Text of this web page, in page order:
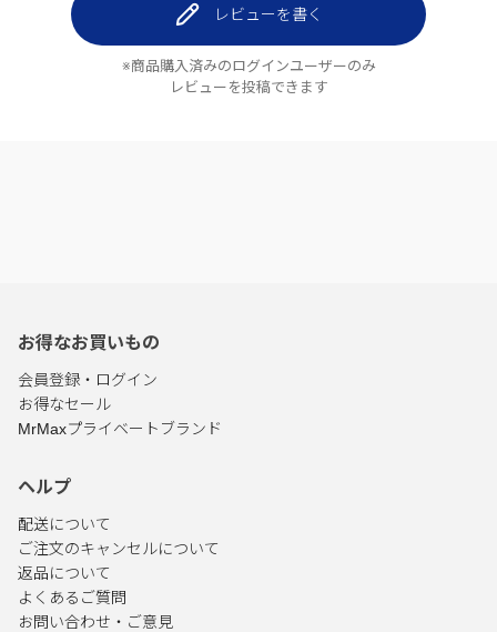
レビューを書く
※商品購入済みのログインユーザーのみ
レビューを投稿できます
お得なお買いもの
会員登録・ログイン
お得なセール
MrMaxプライベートブランド
ヘルプ
配送について
ご注文のキャンセルについて
返品について
よくあるご質問
お問い合わせ・ご意見